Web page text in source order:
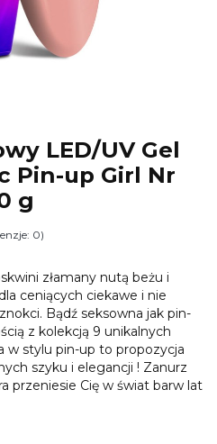
LED/UV Gel
Pin-up Girl Nr
g
0)
Opinie
złamany nutą beżu i
ceniących ciekawe i nie
Bądź seksowna jak pin-
z kolekcją 9 unikalnych
w stylu pin-up to propozycja
szyku i elegancji ! Zanurz
przeniesie Cię w świat barw lat